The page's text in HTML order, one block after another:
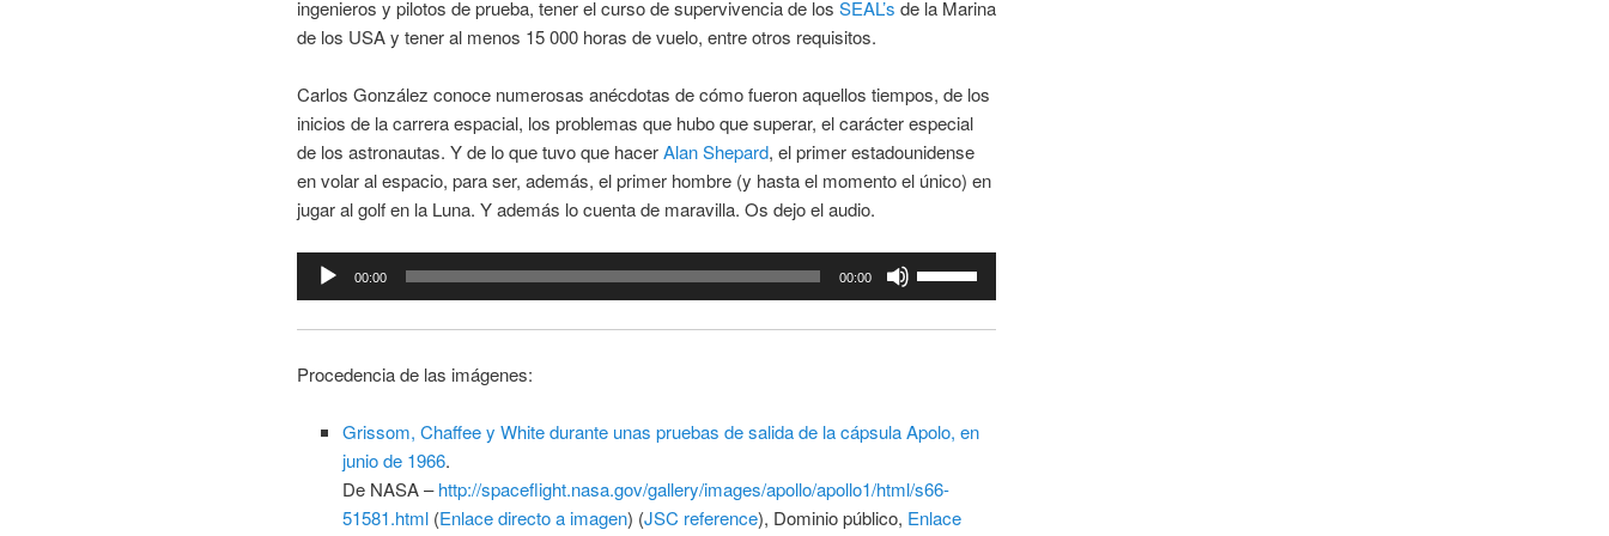
ingenieros y pilotos de prueba, tener el curso de supervivencia de los SEAL’s de la Marina
de los USA y tener al menos 15 000 horas de vuelo, entre otros requisitos.
Carlos González conoce numerosas anécdotas de cómo fueron aquellos tiempos, de los
inicios de la carrera espacial, los problemas que hubo que superar, el carácter especial
de los astronautas. Y de lo que tuvo que hacerAlan Shepard, el primer estadounidense
en volar al espacio, para ser, además, el primer hombre (y hasta el momento el único) en
jugar al golf en la Luna. Y además lo cuenta de maravilla. Os dejo el audio.
Reproductor
de
audio
00:00 00:00
para
o
disminuir
Procedencia de las imágenes:
Grissom, Chaffee y White durante unas pruebas de salida de la cápsula Apolo, en
junio de 1966.
De NASA –http://spaceflight.nasa.gov/gallery/images/apollo/apollo1/html/s66-
51581.html(Enlace directo a imagen) (JSC reference), Dominio público, Enlace